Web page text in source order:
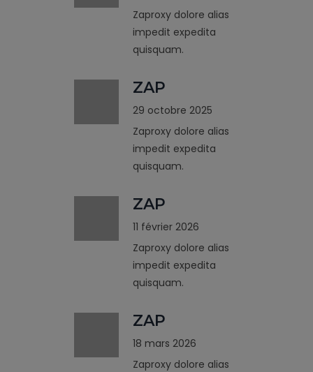
Zaproxy dolore alias
impedit expedita
quisquam.
ZAP
29 octobre 2025
Zaproxy dolore alias
impedit expedita
quisquam.
ZAP
11 février 2026
Zaproxy dolore alias
impedit expedita
quisquam.
ZAP
18 mars 2026
Zaproxy dolore alias